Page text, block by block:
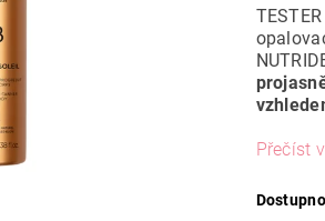
Přečíst